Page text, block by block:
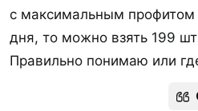
с максимальным профитом
дня, то можно взять 199
Правильно понимаю или